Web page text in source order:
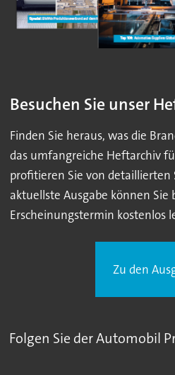
Besuchen Sie unser
Finden Sie heraus, was die
das umfangreiche Heftarchiv
profitieren Sie von detaillierten
aktuellste Ausgabe können Sie
Erscheinungstermin kostenlos
Zu den
Folgen Sie der Automobil